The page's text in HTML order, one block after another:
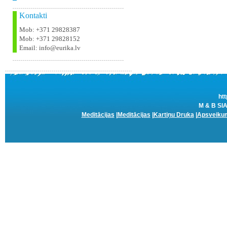
Kontakti
Mob: +371 29828387
Mob: +371 29828152
Email: info@eurika.lv
M & B
Meditācijas
Meditācijas Kartiņu Druka|